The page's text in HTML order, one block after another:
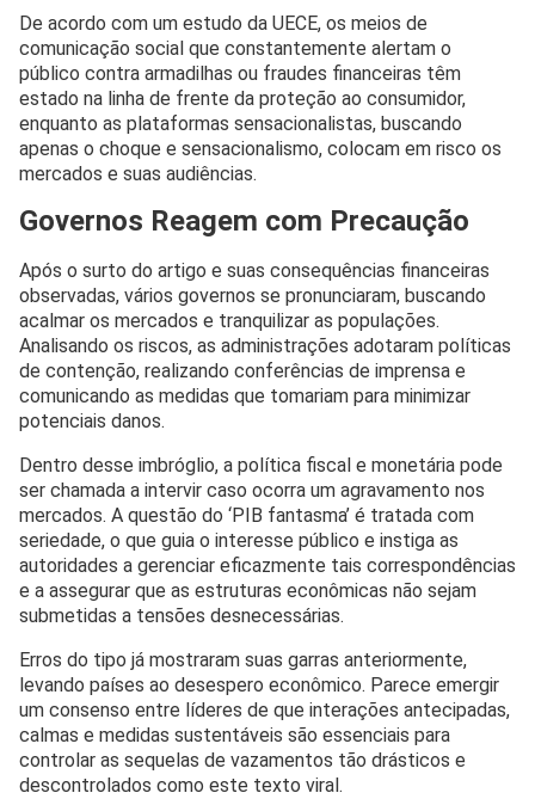
De acordo com um estudo da UECE, os meios de
comunicação social que constantemente alertam o
público contra armadilhas ou fraudes financeiras têm
estado na linha de frente da proteção ao consumidor,
enquanto as plataformas sensacionalistas, buscando
apenas o choque e sensacionalismo, colocam em risco os
mercados e suas audiências.
Governos Reagem com Precaução
Após o surto do artigo e suas consequências financeiras
observadas, vários governos se pronunciaram, buscando
acalmar os mercados e tranquilizar as populações.
Analisando os riscos, as administrações adotaram políticas
de contenção, realizando conferências de imprensa e
comunicando as medidas que tomariam para minimizar
potenciais danos.
Dentro desse imbróglio, a política fiscal e monetária pode
ser chamada a intervir caso ocorra um agravamento nos
mercados. A questão do ‘PIB fantasma’ é tratada com
seriedade, o que guia o interesse público e instiga as
autoridades a gerenciar eficazmente tais correspondências
e a assegurar que as estruturas econômicas não sejam
submetidas a tensões desnecessárias.
Erros do tipo já mostraram suas garras anteriormente,
levando países ao desespero econômico. Parece emergir
um consenso entre líderes de que interações antecipadas,
calmas e medidas sustentáveis são essenciais para
controlar as sequelas de vazamentos tão drásticos e
descontrolados como este texto viral.